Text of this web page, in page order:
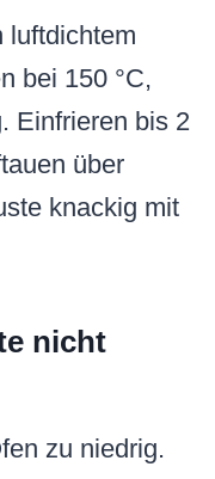
luftdichtem
bei 150 °C,
Einfrieren bis 2
über
knackig mit
nicht
zu niedrig.